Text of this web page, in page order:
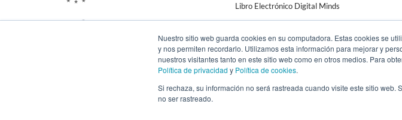
Nuestro sitio web guarda cookies en su computadora. Estas cookies se
y nos permiten recordarlo. Utilizamos esta información para mejorar y
nuestros visitantes tanto en este sitio web como en otros medios. Para
Política de privacidad y Política de cookies.
Si rechaza, su información no será rastreada cuando visite este sitio
no ser rastreado.
Libro Electrónico Digital Minds